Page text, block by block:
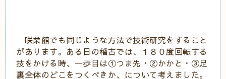
咲柔館でも同じような方法で技術研究をすること
があります。ある日の稽古では、１８０度回転する
技をかける時、一歩目は①つま先・②かかと・③足
裏全体のどこをつくべきか、について考えました。